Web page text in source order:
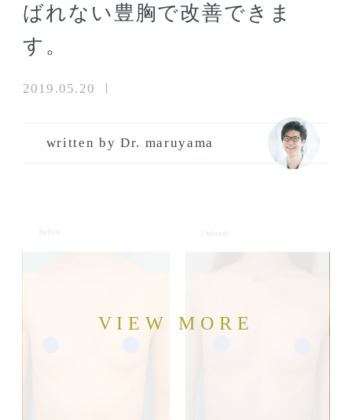
ばれない豊胸で改善できま
す。
2019.05.20
written by Dr. maruyama